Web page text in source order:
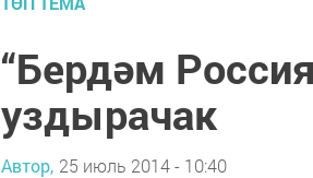
“Бердәм
уздырачак
Автор, 25 июль 2014 - 10:40